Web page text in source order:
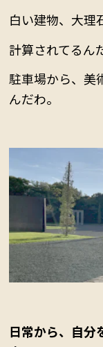
白い建物、大理
計算されてるん
駐車場から、美
んだわ。
日常から、自分